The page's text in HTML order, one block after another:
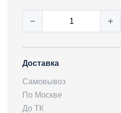
− +
Доставка
Самовывоз
По Москве
До ТК